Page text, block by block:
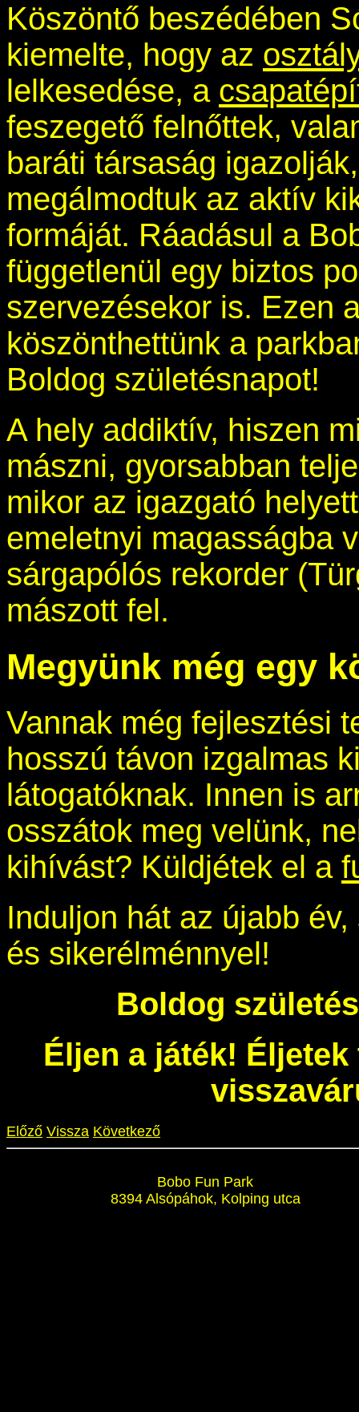
Köszöntő beszédében
kiemelte, hogy az
lelkesedése, a
feszegető felnőttek,
baráti társaság
megálmodtuk az aktív
formáját. Ráadásul a
függetlenül egy biztos
szervezésekor is. Ezen
köszönthettünk a
Boldog születésnapot!
A hely addiktív, hiszen
mászni, gyorsabban
mikor az igazgató
emeletnyi magasságba
sárgapólós rekorder
mászott fel.
Megyünk még egy
Vannak még fejlesztési
hosszú távon izgalmas
látogatóknak. Innen is
osszátok meg velünk,
kihívást? Küldjétek el a
Induljon hát az újabb
és sikerélménnyel!
Boldog
Éljen a játék!
Előző Vissza Következő
Bobo Fun Park
8394 Alsópáhok, Kolping utca